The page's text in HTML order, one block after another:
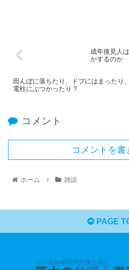
成年後見人
かするのか
田んぼに落ちたり、ドブにはまったり、
電柱にぶつかったり？
コメント
コメントを書
ホーム 雑談
PAGE